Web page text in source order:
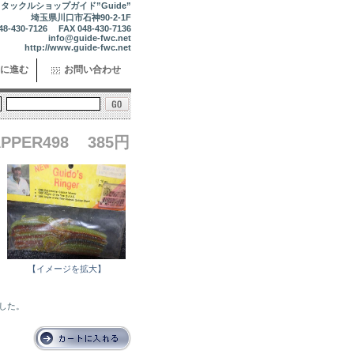
タックルショップガイド”Guide”
埼玉県川口市石神90-2-1F
430-7126 FAX 048-430-7136
info@guide-fwc.net
http://www.guide-fwc.net
進む お問い合わせ
385円
【イメージを拡大】
た。